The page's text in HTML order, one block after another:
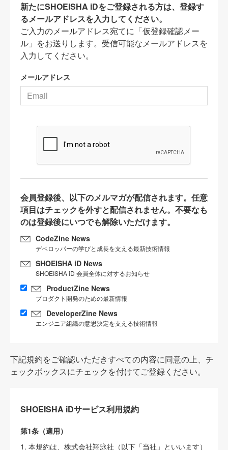
新たにSHOEISHA iDをご登録される方は、登録す
るメールアドレスを入力してください。
ご入力のメールアドレス宛てに「仮登録確認メー
ル」をお送りします。受信可能なメールアドレスを
入力してください。
メールアドレス
会員登録後、以下のメルマガが配信されます。任意
項目はチェックを外すと配信されません。不要なも
のは登録後にいつでも解除いただけます。
CodeZine News
デベロッパーの学びと成長を支える最新技術情報
SHOEISHA iD News
SHOEISHA iD 会員全体に対するお知らせ
ProductZine News
プロダクト開発のための最新情報
DeveloperZine News
エンジニア組織の意思決定を支える技術情報
下記規約をご確認いただきすべての内容に同意の上、チ
ェックボックスにチェックを付けてご登録ください。
SHOEISHA iDサービス利用規約
第1条（適用）
1. 本規約は、株式会社翔泳社（以下「当社」といいます）